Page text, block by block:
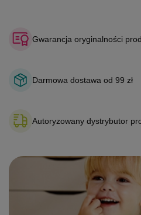
Gwarancja oryginalności
Darmowa dostawa od 99 zł
Autoryzowany dystrybutor